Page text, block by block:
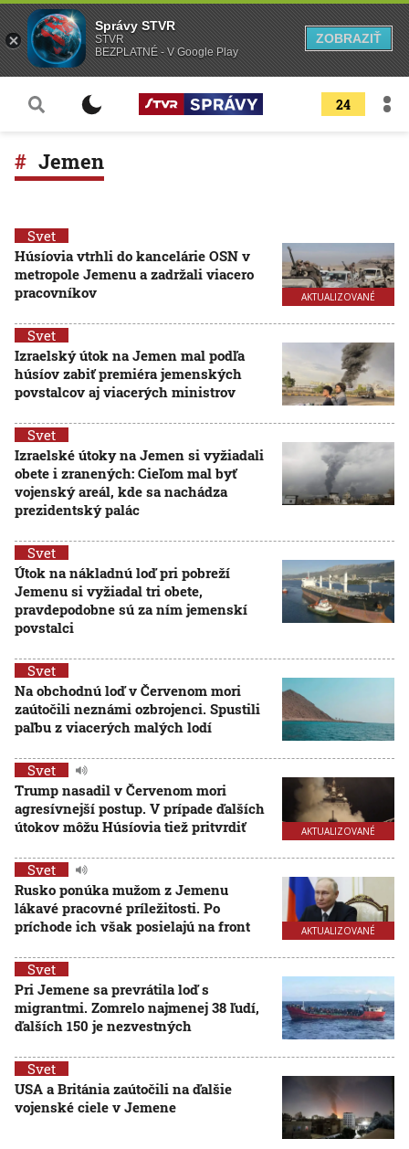
24
Jemen
AKTUALIZOVANÉ
Svet
Húsíovia vtrhli do kancelárie OSN v
metropole Jemenu a zadržali viacero
pracovníkov
Svet
Izraelský útok na Jemen mal podľa
húsíov zabiť premiéra jemenských
povstalcov aj viacerých ministrov
Svet
Izraelské útoky na Jemen si vyžiadali
obete i zranených: Cieľom mal byť
vojenský areál, kde sa nachádza
prezidentský palác
Svet
Útok na nákladnú loď pri pobreží
Jemenu si vyžiadal tri obete,
pravdepodobne sú za ním jemenskí
povstalci
Svet
Na obchodnú loď v Červenom mori
zaútočili neznámi ozbrojenci. Spustili
paľbu z viacerých malých lodí
AKTUALIZOVANÉ
Svet
Trump nasadil v Červenom mori
agresívnejší postup. V prípade ďalších
útokov môžu Húsíovia tiež pritvrdiť
AKTUALIZOVANÉ
Svet
Rusko ponúka mužom z Jemenu
lákavé pracovné príležitosti. Po
príchode ich však posielajú na front
Svet
Pri Jemene sa prevrátila loď s
migrantmi. Zomrelo najmenej 38 ľudí,
ďalších 150 je nezvestných
Svet
USA a Británia zaútočili na ďalšie
vojenské ciele v Jemene
Správy STVR
STVR
BEZPLATNÉ - V Google Play
ZOBRAZIŤ